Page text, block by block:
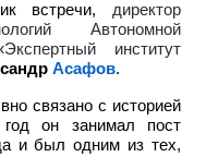
встречи, директор
Автономной
институт
Асафов.
связано с историей
он занимал пост
и был одним из тех,